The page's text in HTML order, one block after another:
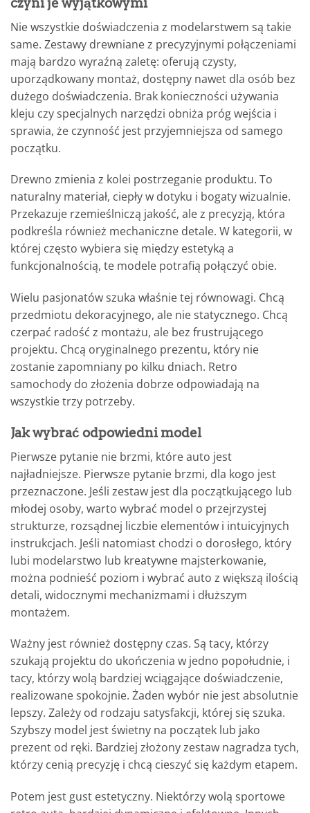
Nie wszystkie doświadczenia z modelarstwem są takie
same. Zestawy drewniane z precyzyjnymi połączeniami
mają bardzo wyraźną zaletę: oferują czysty,
uporządkowany montaż, dostępny nawet dla osób bez
dużego doświadczenia. Brak konieczności używania
kleju czy specjalnych narzędzi obniża próg wejścia i
sprawia, że czynność jest przyjemniejsza od samego
początku.
Drewno zmienia z kolei postrzeganie produktu. To
naturalny materiał, ciepły w dotyku i bogaty wizualnie.
Przekazuje rzemieślniczą jakość, ale z precyzją, która
podkreśla również mechaniczne detale. W kategorii, w
której często wybiera się między estetyką a
funkcjonalnością, te modele potrafią połączyć obie.
Wielu pasjonatów szuka właśnie tej równowagi. Chcą
przedmiotu dekoracyjnego, ale nie statycznego. Chcą
czerpać radość z montażu, ale bez frustrującego
projektu. Chcą oryginalnego prezentu, który nie
zostanie zapomniany po kilku dniach. Retro
samochody do złożenia dobrze odpowiadają na
wszystkie trzy potrzeby.
Jak wybrać odpowiedni model
Pierwsze pytanie nie brzmi, które auto jest
najładniejsze. Pierwsze pytanie brzmi, dla kogo jest
przeznaczone. Jeśli zestaw jest dla początkującego lub
młodej osoby, warto wybrać model o przejrzystej
strukturze, rozsądnej liczbie elementów i intuicyjnych
instrukcjach. Jeśli natomiast chodzi o dorosłego, który
lubi modelarstwo lub kreatywne majsterkowanie,
można podnieść poziom i wybrać auto z większą ilością
detali, widocznymi mechanizmami i dłuższym
montażem.
Ważny jest również dostępny czas. Są tacy, którzy
szukają projektu do ukończenia w jedno popołudnie, i
tacy, którzy wolą bardziej wciągające doświadczenie,
realizowane spokojnie. Żaden wybór nie jest absolutnie
lepszy. Zależy od rodzaju satysfakcji, której się szuka.
Szybszy model jest świetny na początek lub jako
prezent od ręki. Bardziej złożony zestaw nagradza tych,
którzy cenią precyzję i chcą cieszyć się każdym etapem.
Potem jest gust estetyczny. Niektórzy wolą sportowe